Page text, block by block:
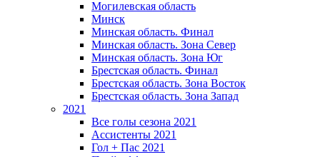
Могилевская область
Минск
Mинская область. Финал
Минская область. Зона Север
Минская область. Зона Юг
Брестская область. Финал
Брестская область. Зона Восток
Брестская область. Зона Запад
2021
Все голы сезона 2021
Ассистенты 2021
Гол + Пас 2021